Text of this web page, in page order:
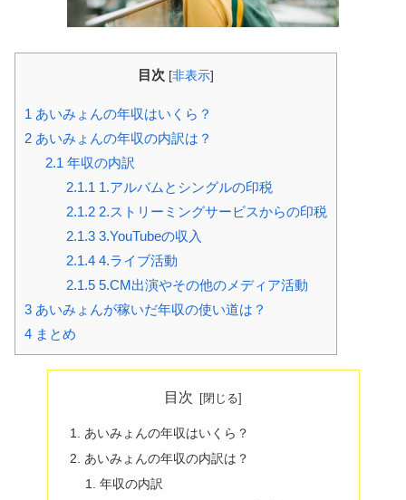
目次 [非表示]
1 あいみょんの年収はいくら？
2 あいみょんの年収の内訳は？
2.1 年収の内訳
2.1.1 1.アルバムとシングルの印税
2.1.22.ストリーミングサービスからの印税
2.1.33.YouTubeの収入
2.1.44.ライブ活動
2.1.55.CM出演やその他のメディア活動
3 あいみょんが稼いだ年収の使い道は？
4 まとめ
目次
あいみょんの年収はいくら？
あいみょんの年収の内訳は？
年収の内訳